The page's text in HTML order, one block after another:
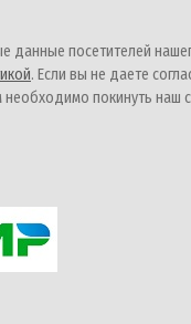
данные посетителей
. Если вы не даете
покинуть наш